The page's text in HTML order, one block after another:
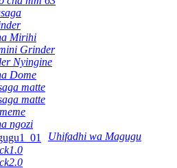
Mirihi
Grinder
Nyingine
Dome
matte
matte
ngozi
Uhifadhi wa Magugu